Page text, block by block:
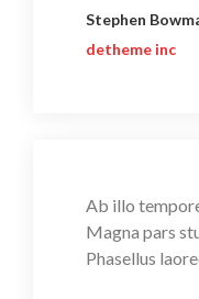
Stephen
detheme inc
Ab illo
Magna pars
Phasellus